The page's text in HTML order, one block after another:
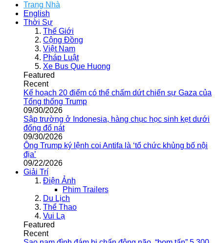
Trang Nhà
English
Thời Sự
Thế Giới
Cộng Đồng
Việt Nam
Pháp Luật
Xe Bus Que Huong
Featured
Recent
Kế hoạch 20 điểm có thể chấm dứt chiến sự Gaza của
Tổng thống Trump
09/30/2026
Sập trường ở Indonesia, hàng chục học sinh kẹt dưới
đống đổ nát
09/30/2026
Ông Trump ký lệnh coi Antifa là ‘tổ chức khủng bố nội
địa’
09/22/2026
Giải Trí
Điện Ảnh
Phim Trailers
Du Lịch
Thể Thao
Vui Lạ
Featured
Recent